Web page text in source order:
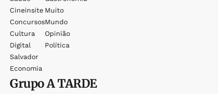
Cineinsite
Concursos
Cultura
Digital
Salvador
Economia
Muito
Mundo
Opinião
Política
GrupoA TARDE